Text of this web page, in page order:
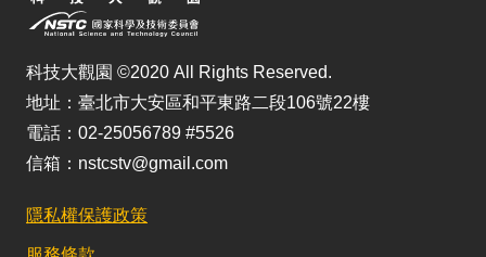
科技大觀園 ©2020 All Rights Reserved.
地址：臺北市大安區和平東路二段106號22樓
電話：02-25056789 #5526
信箱：nstcstv@gmail.com
隱私權保護政策